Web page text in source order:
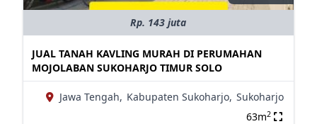
Rp. 143 juta
JUAL TANAH KAVLING MURAH DI PERUMAHAN
MOJOLABAN SUKOHARJO TIMUR SOLO
Jawa Tengah, Kabupaten Sukoharjo, Sukoharjo
63m2